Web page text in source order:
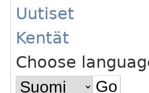
Uutiset
Kentät
Choose